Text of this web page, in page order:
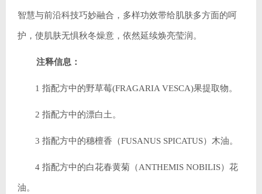
智慧与前沿科技巧妙融合，多样功效带给肌肤多方面的呵
护，使肌肤无惧秋冬燥意，依然延续焕亮莹润。
注释信息：
1 指配方中的野草莓(FRAGARIA VESCA)果提取物。
2 指配方中的漂白土。
3 指配方中的穗檀香（FUSANUS SPICATUS）木油。
4 指配方中的白花春黄菊（ANTHEMIS NOBILIS）花
油。